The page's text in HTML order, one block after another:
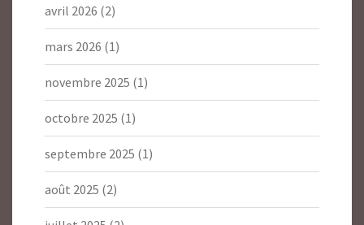
avril 2026 (2)
mars 2026 (1)
novembre 2025 (1)
octobre 2025 (1)
septembre 2025 (1)
août 2025 (2)